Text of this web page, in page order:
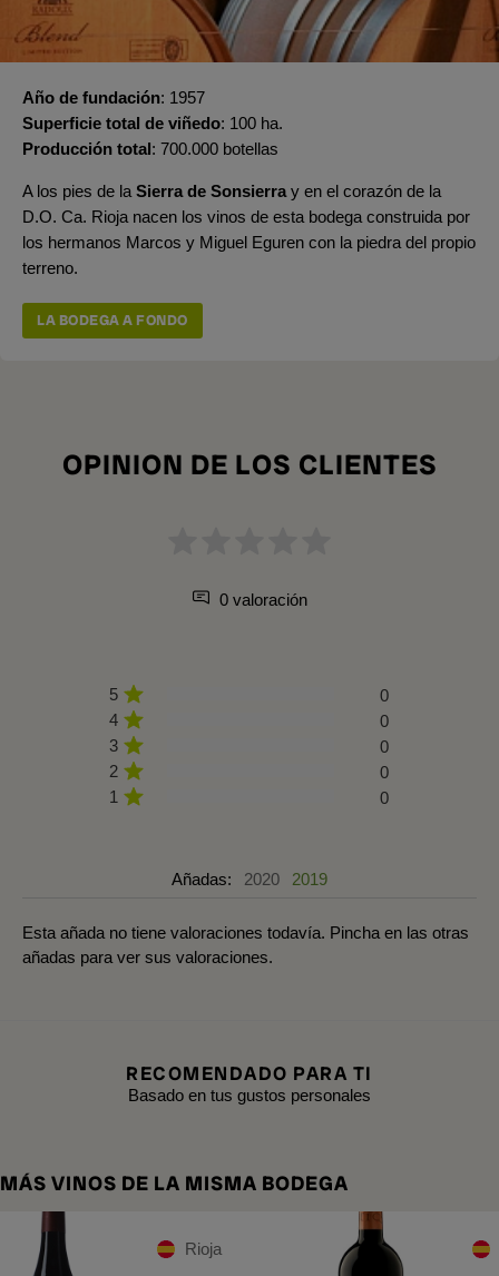
Año de fundación 1957
Superficie total de viñedo 100 ha.
Producción total 700.000 botellas
A los pies de la Sierra de Sonsierra y en el corazón de la
D.O. Ca. Rioja nacen los vinos de esta bodega construida por
los hermanos Marcos y Miguel Eguren con la piedra del propio
terreno.
LA BODEGA A FONDO
OPINION DE LOS CLIENTES
0 valoración
5
0
4
0
3
0
2
0
1
0
Añadas: 2020 2019
Esta añada no tiene valoraciones todavía. Pincha en las otras
añadas para ver sus valoraciones.
RECOMENDADO PARA TI
Basado en tus gustos personales
MÁS VINOS DE LA MISMA BODEGA
Rioja